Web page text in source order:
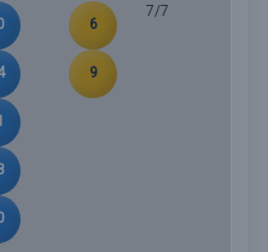
6
9
7/7